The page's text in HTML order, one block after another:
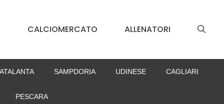
CALCIOMERCATO ALLENATORI
SAMPDORIA UDINESE CAGLIARI
PESCARA